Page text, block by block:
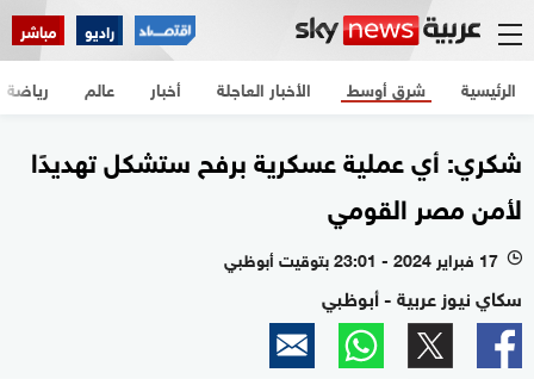
راديو مباشر
الرئيسية الأخبار العاجلة أخبار شرق أوسط عالم رياضة
شكري: أي عملية عسكرية برفح ستشكل تهديدًا
لأمن مصر القومي
l 17 فبراير 2024 - 23:01 بتوقيت أبوظبي
سكاي نيوز عربية - أبوظبي